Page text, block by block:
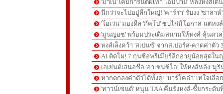
'มาเน่' เคยการันตีฝีเท้า 'เอ็มบาย' หลังหงส์เดิ
นึกว่าจะไปอยู่ลีกใหญ่! 'คาร์รา' รับงง 'ซาลา
'โอเว่น' มองดีล 'กัคโป' ซบไก่มีโอกาส-แต่ห
'มูนญอซ' พร้อมประเดิมสนามให้หงส์-ลุ้นดว
หงส์เล็งคว้า 'สเปนซ์' จากสเปอร์ส-คาดค่าตัว
AI ติดโผ! 7 กุนซือพรีเมียร์ลีกอายุน้อยสุดใน
เอเย่นต์เสนอชื่อ 'อาเซนซิโอ' ให้หงส์หลัง 'มู
หากตกลงค่าตัวได้ทั้งคู่! 'บาร์โคล่า' เทใจเลือ
'ทาวน์เซนด์' หนุน TAA คืนรังหงส์-ชี้ยกระดั